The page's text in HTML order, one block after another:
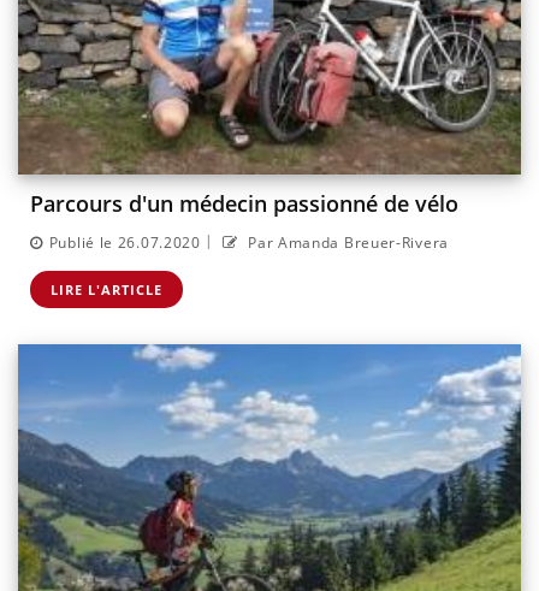
Parcours d'un médecin passionné de vélo
Publié le 26.07.2020 | Par Amanda Breuer-Rivera
LIRE L'ARTICLE